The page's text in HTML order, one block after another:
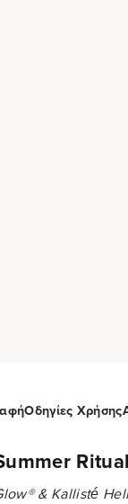
Οδηγίες Χρήσης
Ritual
& Kallisté